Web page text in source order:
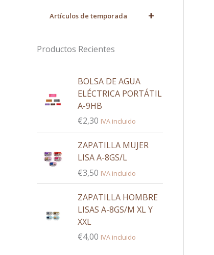
+
Artículos de temporada
Productos Recientes
BOLSA DE AGUA
ELÉCTRICA PORTÁTIL
A-9HB
€2,30 IVA incluido
ZAPATILLA MUJER
LISA A-8GS/L
€3,50 IVA incluido
ZAPATILLA HOMBRE
LISAS A-8GS/M XL Y
XXL
€4,00 IVA incluido